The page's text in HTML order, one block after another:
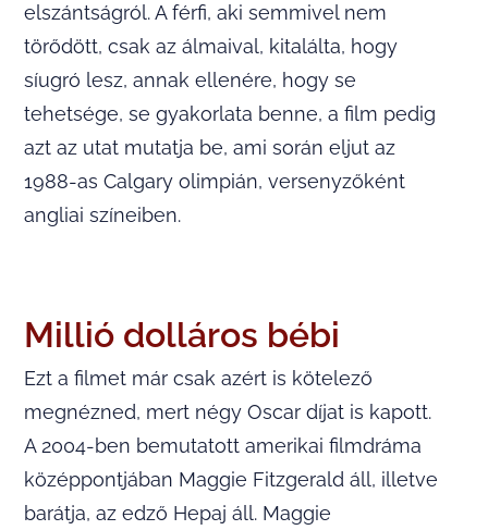
elszántságról. A férfi, aki semmivel nem
törődött, csak az álmaival, kitalálta, hogy
síugró lesz, annak ellenére, hogy se
tehetsége, se gyakorlata benne, a film pedig
azt az utat mutatja be, ami során eljut az
1988-as Calgary olimpián, versenyzőként
angliai színeiben.
Millió dolláros bébi
Ezt a filmet már csak azért is kötelező
megnézned, mert négy Oscar díjat is kapott.
A 2004-ben bemutatott amerikai filmdráma
középpontjában Maggie Fitzgerald áll, illetve
barátja, az edző Hepaj áll. Maggie